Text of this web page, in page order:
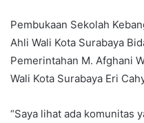
Pembukaan Sekolah
Ahli Wali Kota Surabaya
Pemerintahan M. Afghani
Wali Kota Surabaya Eri
“Saya lihat ada komunitas